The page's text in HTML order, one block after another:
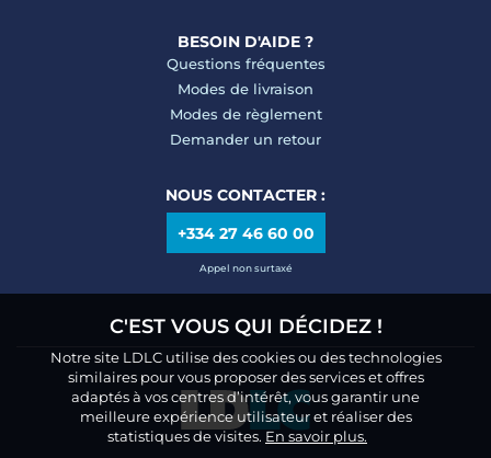
BESOIN D'AIDE ?
Questions fréquentes
Modes de livraison
Modes de règlement
Demander un retour
NOUS CONTACTER :
+334 27 46 60 00
Appel non surtaxé
C'EST VOUS QUI DÉCIDEZ !
Notre site LDLC utilise des cookies ou des technologies
similaires pour vous proposer des services et offres
adaptés à vos centres d’intérêt, vous garantir une
meilleure expérience utilisateur et réaliser des
statistiques de visites. En savoir plus.